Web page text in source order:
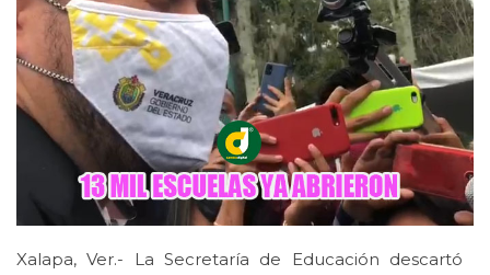
Xalapa, Ver.- La Secretaría de Educación descartó